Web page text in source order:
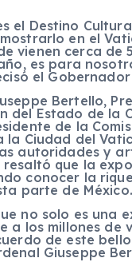
el Destino
en el
vienen cerca de
es para
el
Bertello,
del Estado de la
de la
la Ciudad del
autoridades y
que la
conocer la
parte de México.
no solo es una
a los millones de
de este
Giuseppe